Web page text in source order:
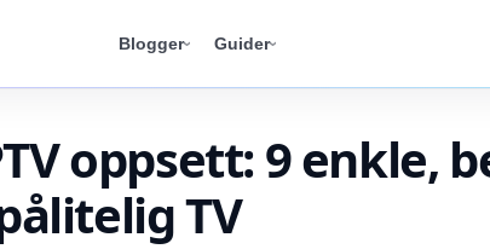
Blogger Guider
oppsett: 9 enkle,
TV